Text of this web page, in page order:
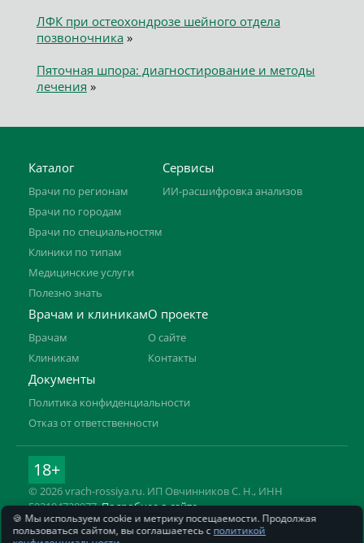
ЛФК при остеохондрозе шейного отдела
позвоночника»
Пяточная шпора: диагностирование и методы
лечения »
Каталог
Врачи по регионам
Врачи по городам
Врачи по специальностям
Клиники по типам
Медицинские услуги
Полезно знать
Сервисы
ИИ-расшифровка анализов
Врачам и клиникам
Врачам
Клиникам
О проекте
О сайте
Контакты
Документы
Политика конфиденциальности
Отказ от ответственности
18+
© 2026 vrach-rossiya.ru. ИП Овчинников С. Н., ИНН
592104728977.Подробнее о сайте
Информация на сайте не заменяет приём врача. Имеются
🍪 Мы используем cookie и метрику посещаемости. Продолжая
пользоваться сайтом, вы соглашаетесь с политикой